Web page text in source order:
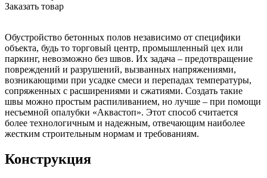
Заказать товар
Обустройство бетонных полов независимо от специфики
объекта, будь то торговый центр, промышленный цех или
паркинг, невозможно без швов. Их задача – предотвращение
повреждений и разрушений, вызванных напряжениями,
возникающими при усадке смеси и перепадах температуры,
сопряженных с расширениями и сжатиями. Создать такие
швы можно простым распиливанием, но лучше – при помощи
несъемной опалубки «Аквастоп». Этот способ считается
более технологичным и надежным, отвечающим наиболее
жестким строительным нормам и требованиям.
Конструкция